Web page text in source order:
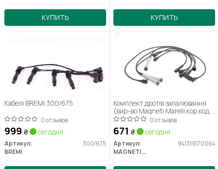
КУПИТЬ КУПИТЬ
Кабелі BREMI 300/675
0 отзывов
999 ₴ сегодня
Артикул:
300/675
BREMI
Комплект дротів запалювання
(вир-во Magneti Marelli кор.код.
MSQ0064) 0 отзывов
671 ₴ сегодня
Артикул:
941319170064
MAGNETI MARELLI